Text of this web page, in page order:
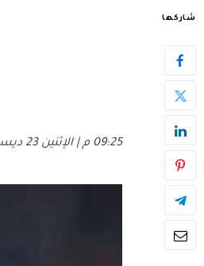
شاركها
09:25 م | الإثنين 23 ديسمبر 2024